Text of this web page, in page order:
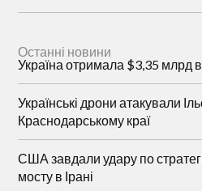
Останні новини
Україна отримала $3,35 млрд
Українські дрони атакували
Краснодарському краї
США завдали удару по
мосту в Ірані